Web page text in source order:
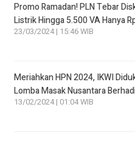
Promo Ramadan! PLN Tebar
Listrik Hingga 5.500 VA Hanya
23/03/2024 | 15:46 WIB
Meriahkan HPN 2024, IKWI
Lomba Masak Nusantara
13/02/2024 | 01:04 WIB